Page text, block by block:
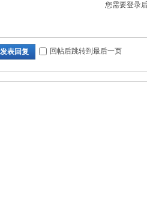
您需要登录
发表回复 回帖后跳转到最后一页